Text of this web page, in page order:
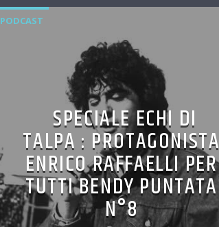
PODCAST
SPECIALE ECHI DI
TALPA : PROTAGONISTA
ENRICO RAFFAELLI PER
TUTTI BENDY PUNTATA
N°8